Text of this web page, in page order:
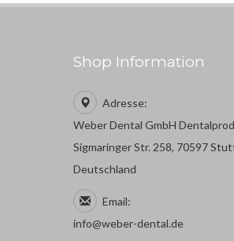
Shop Information
Adresse:
Weber Dental GmbH
Sigmaringer Str. 258, 70597
Deutschland
Email:
info@weber-dental.de